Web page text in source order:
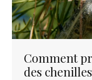
Comment
des